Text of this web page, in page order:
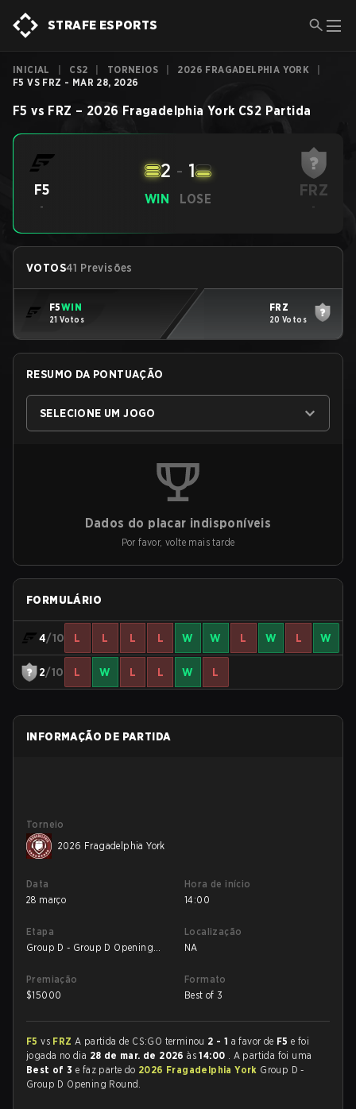
STRAFE ESPORTS
INICIAL CS2 TORNEIOS 2026 FRAGADELPHIA YORK
F5 VS FRZ - MAR 28, 2026
F5 vs FRZ – 2026 Fragadelphia York CS2 Partida
F5
-
WIN
2 - 1
LOSE FRZ
-
VOTOS41 Previsões
F5WIN
21 Votos
FRZ
20 Votos
RESUMO DA PONTUAÇÃO
SELECIONE UM JOGO
Dados do placar indisponíveis
Por favor, volte mais tarde
FORMULÁRIO
4/10 L L L L W W L W L W
2/10 L W L L W L
INFORMAÇÃO DE PARTIDA
Torneio
2026 Fragadelphia York
Data
28 março
Hora de início
14:00
Etapa
Group D - Group D Opening
Localização
NA
Premiação
$15000
Formato
Best of 3
F5vs FRZA partida de CS:GO terminou 2 - 1 a favor de F5e foi
jogada no dia 28 de mar. de 2026às14:00 . A partida foi uma
Best of 3 e faz parte do 2026 Fragadelphia York Group D -
Group D Opening Round.